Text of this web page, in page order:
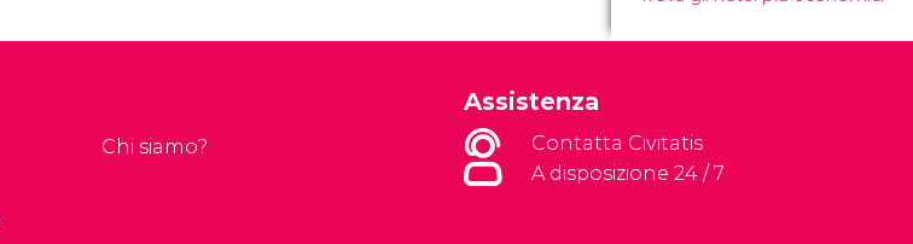
Chi siamo?
Assistenza
Contatta Civitatis
A disposizione 24 / 7